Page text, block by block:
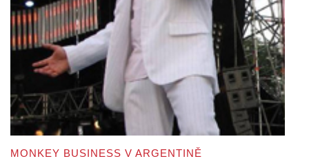
MONKEY BUSINESS V ARGENTINĚ